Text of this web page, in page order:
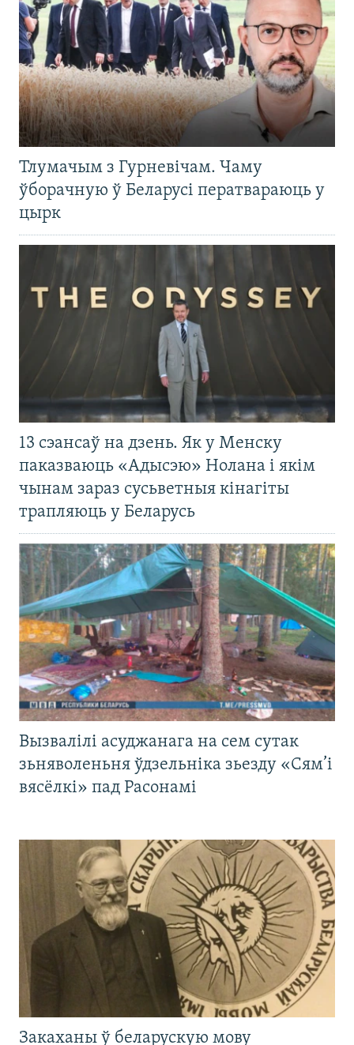
Тлумачым з Гурневічам. Чаму
ўборачную ў Беларусі ператвараюць у
цырк
13 сэансаў на дзень. Як у Менску
паказваюць «Адысэю» Нолана і якім
чынам зараз сусьветныя кінагіты
трапляюць у Беларусь
Вызвалілі асуджанага на сем сутак
зьняволеньня ўдзельніка зьезду «Сям’і
вясёлкі» пад Расонамі
Закаханы ў беларускую мову